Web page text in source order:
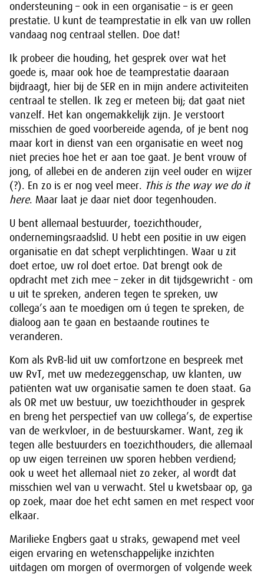
ondersteuning – ook in een organisatie – is er geen
prestatie. U kunt de teamprestatie in elk van uw rollen
vandaag nog centraal stellen. Doe dat!
Ik probeer die houding, het gesprek over wat het
goede is, maar ook hoe de teamprestatie daaraan
bijdraagt, hier bij de SER en in mijn andere activiteiten
centraal te stellen. Ik zeg er meteen bij; dat gaat niet
vanzelf. Het kan ongemakkelijk zijn. Je verstoort
misschien de goed voorbereide agenda, of je bent nog
maar kort in dienst van een organisatie en weet nog
niet precies hoe het er aan toe gaat. Je bent vrouw of
jong, of allebei en de anderen zijn veel ouder en wijzer
(?). En zo is er nog veel meer. This is the way we do it
here. Maar laat je daar niet door tegenhouden.
U bent allemaal bestuurder, toezichthouder,
ondernemingsraadslid. U hebt een positie in uw eigen
organisatie en dat schept verplichtingen. Waar u zit
doet ertoe, uw rol doet ertoe. Dat brengt ook de
opdracht met zich mee – zeker in dit tijdsgewricht - om
u uit te spreken, anderen tegen te spreken, uw
collega’s aan te moedigen om ú tegen te spreken, de
dialoog aan te gaan en bestaande routines te
veranderen.
Kom als RvB-lid uit uw comfortzone en bespreek met
uw RvT, met uw medezeggenschap, uw klanten, uw
patiënten wat uw organisatie samen te doen staat. Ga
als OR met uw bestuur, uw toezichthouder in gesprek
en breng het perspectief van uw collega’s, de expertise
van de werkvloer, in de bestuurskamer. Want, zeg ik
tegen alle bestuurders en toezichthouders, die allemaal
op uw eigen terreinen uw sporen hebben verdiend;
ook u weet het allemaal niet zo zeker, al wordt dat
misschien wel van u verwacht. Stel u kwetsbaar op, ga
op zoek, maar doe het echt samen en met respect voor
elkaar.
Marilieke Engbers gaat u straks, gewapend met veel
eigen ervaring en wetenschappelijke inzichten
uitdagen om morgen of overmorgen of volgende week